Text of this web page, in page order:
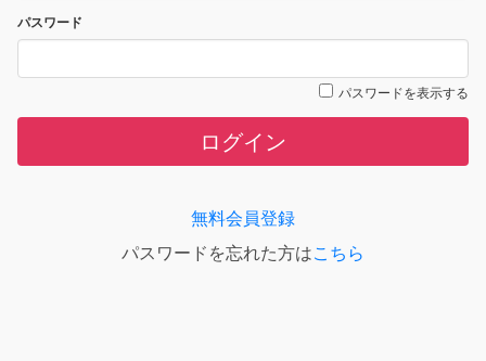
パスワード
パスワードを表示する
ログイン
無料会員登録
パスワードを忘れた方はこちら